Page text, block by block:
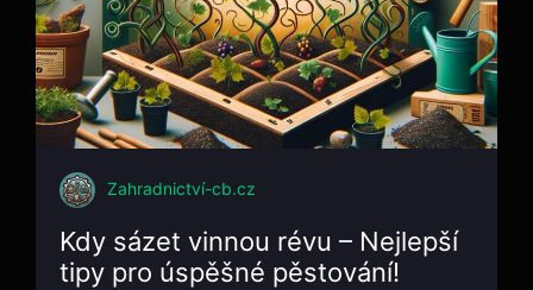
Zahradnictví-cb.cz
Kdy sázet vinnou révu – Nejlepší
tipy pro úspěšné pěstování!